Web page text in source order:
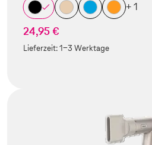
+ 1
24,95 €
Lieferzeit:1-3 Werktage